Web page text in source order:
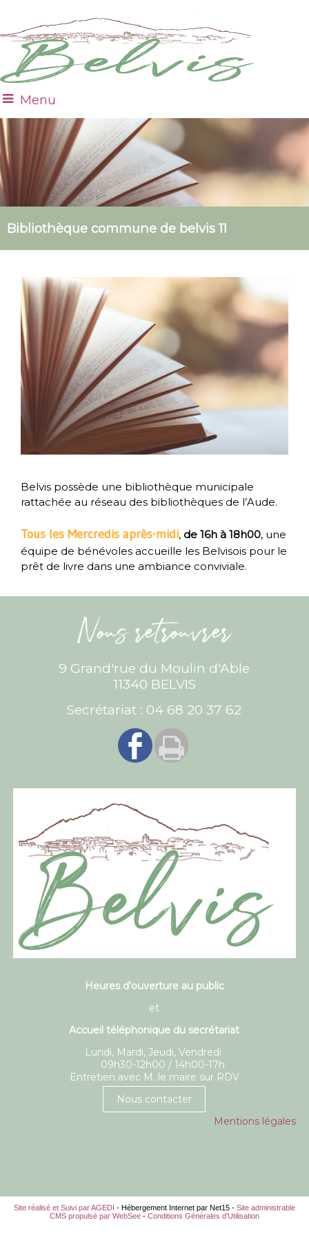
Menu
Bibliothèque commune de belvis 11
Belvis possède une bibliothèque municipale
rattachée au réseau des bibliothèques de l’Aude.
Tous les Mercredis après-midi, de 16h à 18h00, une
équipe de bénévoles accueille les Belvisois pour le
prêt de livre dans une ambiance conviviale.
Nous retrouvrer
9 Grand'rue du Moulin d'Able
11340 BELVIS
Secrétariat : 04 68 20 37 62
Heures d'ouverture au public
et
Accueil téléphonique du secrétariat
Lundi, Mardi, Jeudi, Vendredi
09h30-12h00 / 14h00-17h
Entretien avec M. le maire sur RDV
Nous contacter
Mentions légales
Site réalisé et Suivi par AGEDI - Hébergement Internet par Net15 - Site administrable
CMS propulsé par WebSee - Conditions Générales d'Utilisation